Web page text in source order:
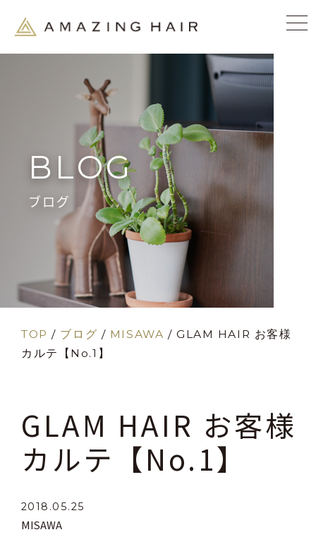
BLOG
ブログ
TOP / ブログ / MISAWA /GLAM HAIR お客様
カルテ【No.1】
GLAM HAIR お客様
カルテ【No.1】
2018.05.25
MISAWA